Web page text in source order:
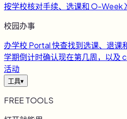
按学校核对手续、选课和 O-Week
校园办事
办学校 Portal 快查找到选课、退课
学期倒计时确认现在第几周，以及
活动
工具▾
FREE TOOLS